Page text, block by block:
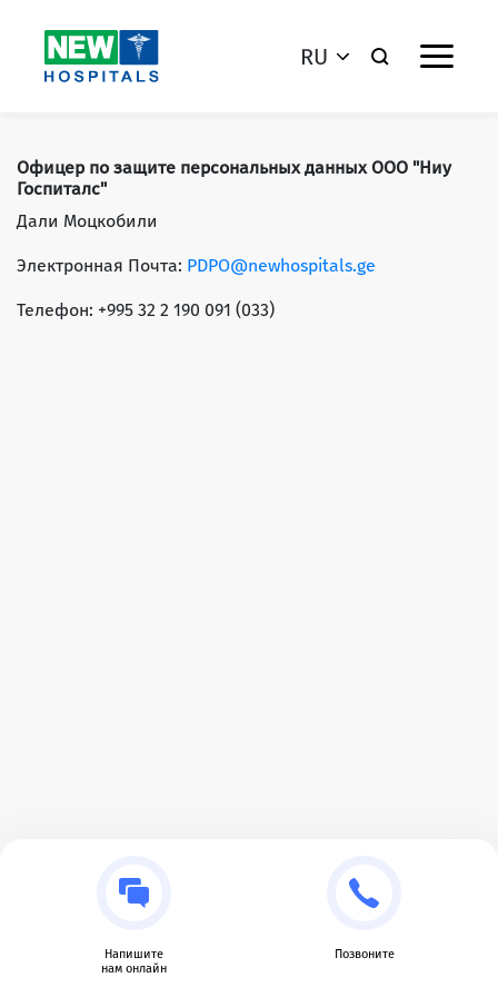
RU
Напишите
нам онлайн
Позвоните
Офицер по защите персональных данных ООО "Ниу
Госпиталс"
Дали Моцкобили
Электронная Почта: PDPO@newhospitals.ge
Телефон: +995 32 2 190 091 (033)